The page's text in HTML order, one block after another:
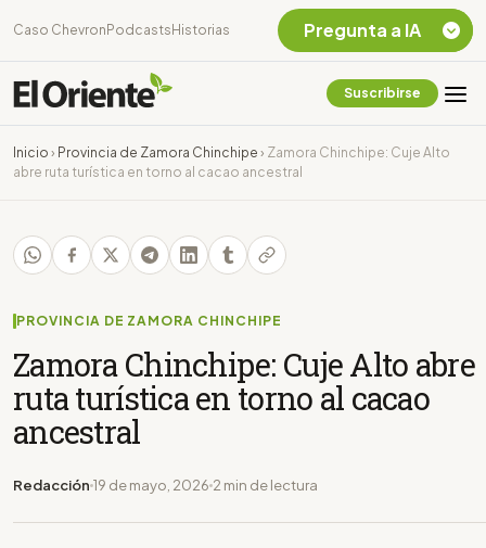
Caso Chevron Podcasts Historias
Suscribirse
Inicio › Provincia de Zamora Chinchipe › Zamora Chinchipe: Cuje Alto
abre ruta turística en torno al cacao ancestral
PROVINCIA DE ZAMORA CHINCHIPE
Zamora Chinchipe: Cuje Alto abre
ruta turística en torno al cacao
ancestral
Redacción 19 de mayo, 2026 2 min de lectura
Pregunta a IA
Chevron Ecuador